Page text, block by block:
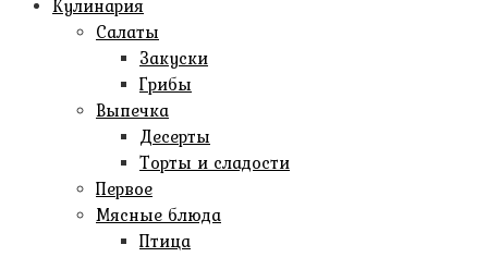
Кулинария
Салаты
Закуски
Грибы
Выпечка
Десерты
Торты и сладости
Первое
Мясные блюда
Птица